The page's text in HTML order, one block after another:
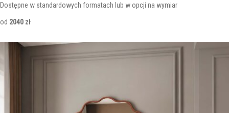
Dostępne w standardowych formatach lub w opcji na wymiar
od 2040 zł